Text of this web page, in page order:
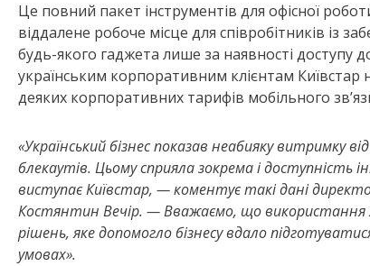
Це повний пакет інструментів для офісної
віддалене робоче місце для співробітників із
будь-якого гаджета лише за наявності доступу
українським корпоративним клієнтам
деяких корпоративних тарифів мобільного
«Український бізнес показав неабияку витримку
блекаутів. Цьому сприяла зокрема і доступність
виступає Київстар, — коментує такі дані
Костянтин Вечір. — Вважаємо, що використання
рішень, яке допомогло бізнесу вдало
умовах».